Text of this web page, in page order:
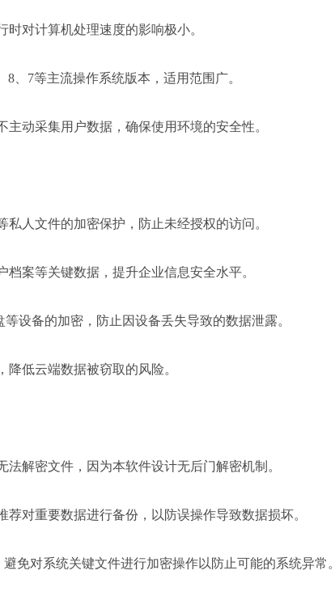
对计算机处理速度的影响极小。
8、7等主流操作系统版本，适用范围广。
动采集用户数据，确保使用环境的安全性。
人文件的加密保护，防止未经授权的访问。
案等关键数据，提升企业信息安全水平。
设备的加密，防止因设备丢失导致的数据泄露。
低云端数据被窃取的风险。
解密文件，因为本软件设计无后门解密机制。
对重要数据进行备份，以防误操作导致数据损坏。
免对系统关键文件进行加密操作以防止可能的系统异常。